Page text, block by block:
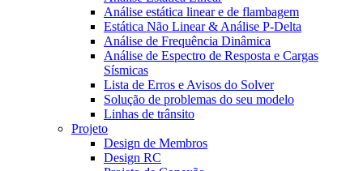
Análise estática linear e de flambagem
Estática Não Linear & Análise P-Delta
Análise de Frequência Dinâmica
Análise de Espectro de Resposta e Cargas
Sísmicas
Lista de Erros e Avisos do Solver
Solução de problemas do seu modelo
Linhas de trânsito
Projeto
Design de Membros
Design RC